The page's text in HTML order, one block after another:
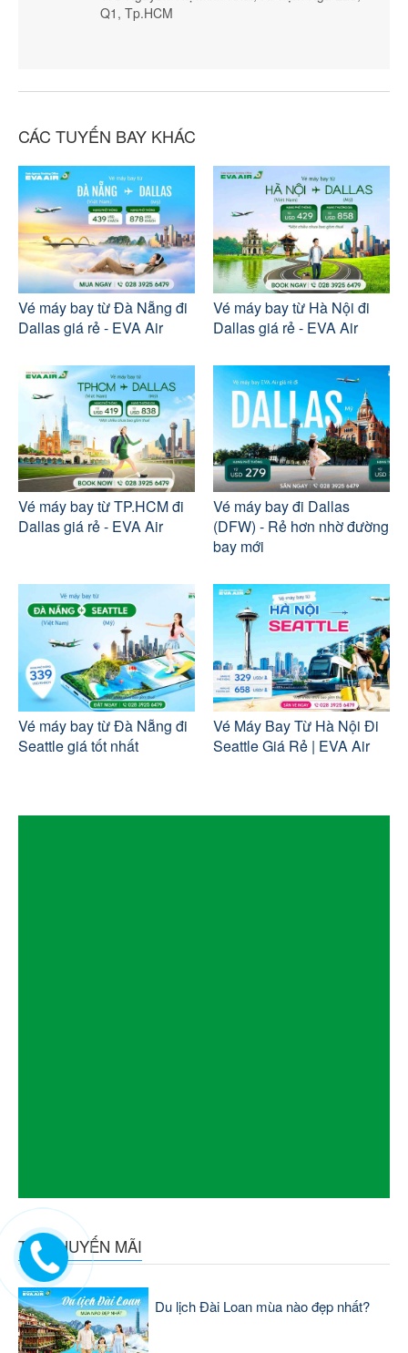
Q1, Tp.HCM
CÁC TUYẾN BAY KHÁC
Vé máy bay từ Đà Nẵng đi
Dallas giá rẻ - EVA Air
Vé máy bay từ Hà Nội đi
Dallas giá rẻ - EVA Air
Vé máy bay từ TP.HCM đi
Dallas giá rẻ - EVA Air
Vé máy bay đi Dallas
(DFW) - Rẻ hơn nhờ đường
bay mới
Vé máy bay từ Đà Nẵng đi
Seattle giá tốt nhất
Vé Máy Bay Từ Hà Nội Đi
Seattle Giá Rẻ | EVA Air
TIN KHUYẾN MÃI
Du lịch Đài Loan mùa nào đẹp nhất?